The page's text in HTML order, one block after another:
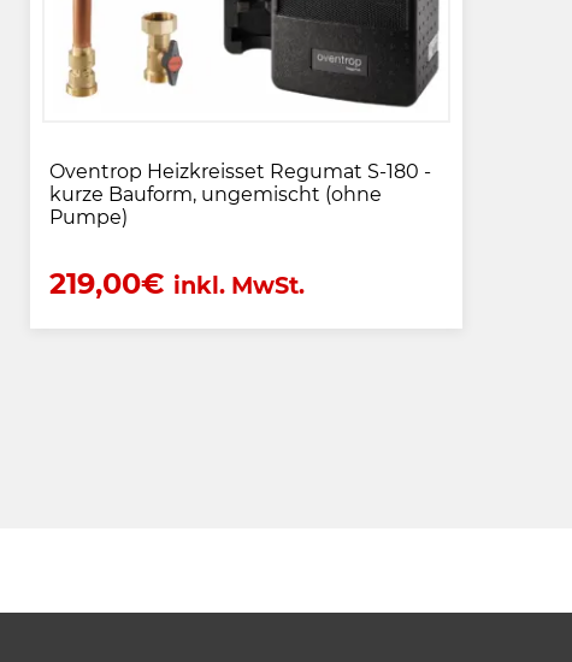
Oventrop Heizkreisset Regumat S-180 -
kurze Bauform, ungemischt (ohne
Pumpe)
219,00€ inkl. MwSt.